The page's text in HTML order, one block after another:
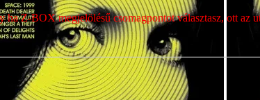
Z-BOX megjelölésű csomagpontot választasz, ott az